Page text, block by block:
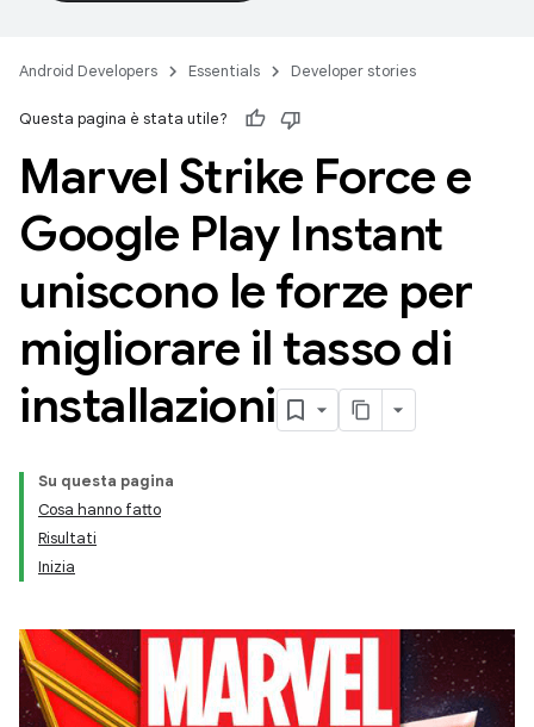
Android Developers Essentials Developer stories
Questa pagina è stata utile?
Marvel Strike Force e
Google Play Instant
uniscono le forze per
migliorare il tasso di
installazioni
Su questa pagina
Cosa hanno fatto
Risultati
Inizia